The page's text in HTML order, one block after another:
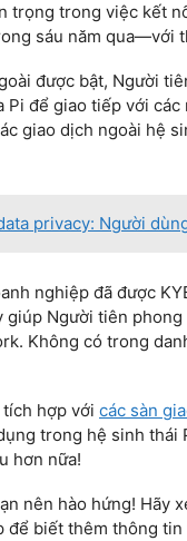
trọng trong việc kết
sáu năm qua—với
được bật, Người
để giao tiếp với
giao dịch ngoài hệ
privacy: Người
nghiệp đã được
giúp Người tiên
Không có trong
hợp với các sàn
trong hệ sinh
hơn nữa!
nên hào hứng! Hãy
để biết thêm thông